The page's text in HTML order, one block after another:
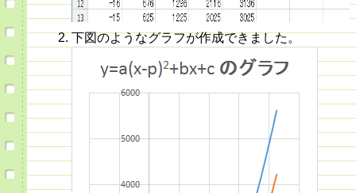
下図のようなグラフが作成できました。